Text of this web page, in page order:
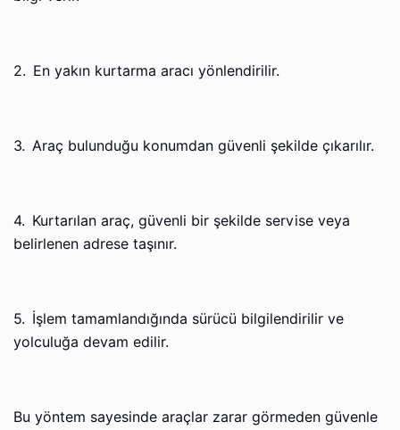
2. En yakın kurtarma aracı yönlendirilir.
3. Araç bulunduğu konumdan güvenli şekilde çıkarılır.
4. Kurtarılan araç, güvenli bir şekilde servise veya
belirlenen adrese taşınır.
5. İşlem tamamlandığında sürücü bilgilendirilir ve
yolculuğa devam edilir.
Bu yöntem sayesinde araçlar zarar görmeden güvenle